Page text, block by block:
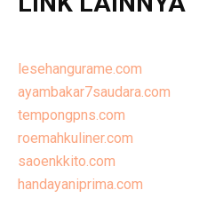
lesehangurame.com
ayambakar7saudara.com
tempongpns.com
roemahkuliner.com
saoenkkito.com
handayaniprima.com